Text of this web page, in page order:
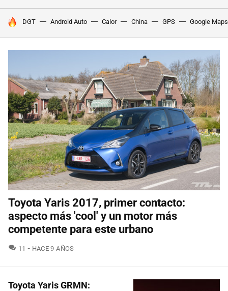
HOY SE HABLA DE
DGT Android Auto Calor China GPS Google Maps
Toyota Yaris 2017, primer contacto:
aspecto más 'cool' y un motor más
competente para este urbano
11 COMENTARIOS
HACE 9 AÑOS
Toyota Yaris GRMN: